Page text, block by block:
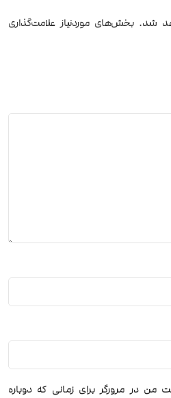
شد. بخش‌های موردنیاز علامت‌گذاری
من در مرورگر برای زمانی که دوباره